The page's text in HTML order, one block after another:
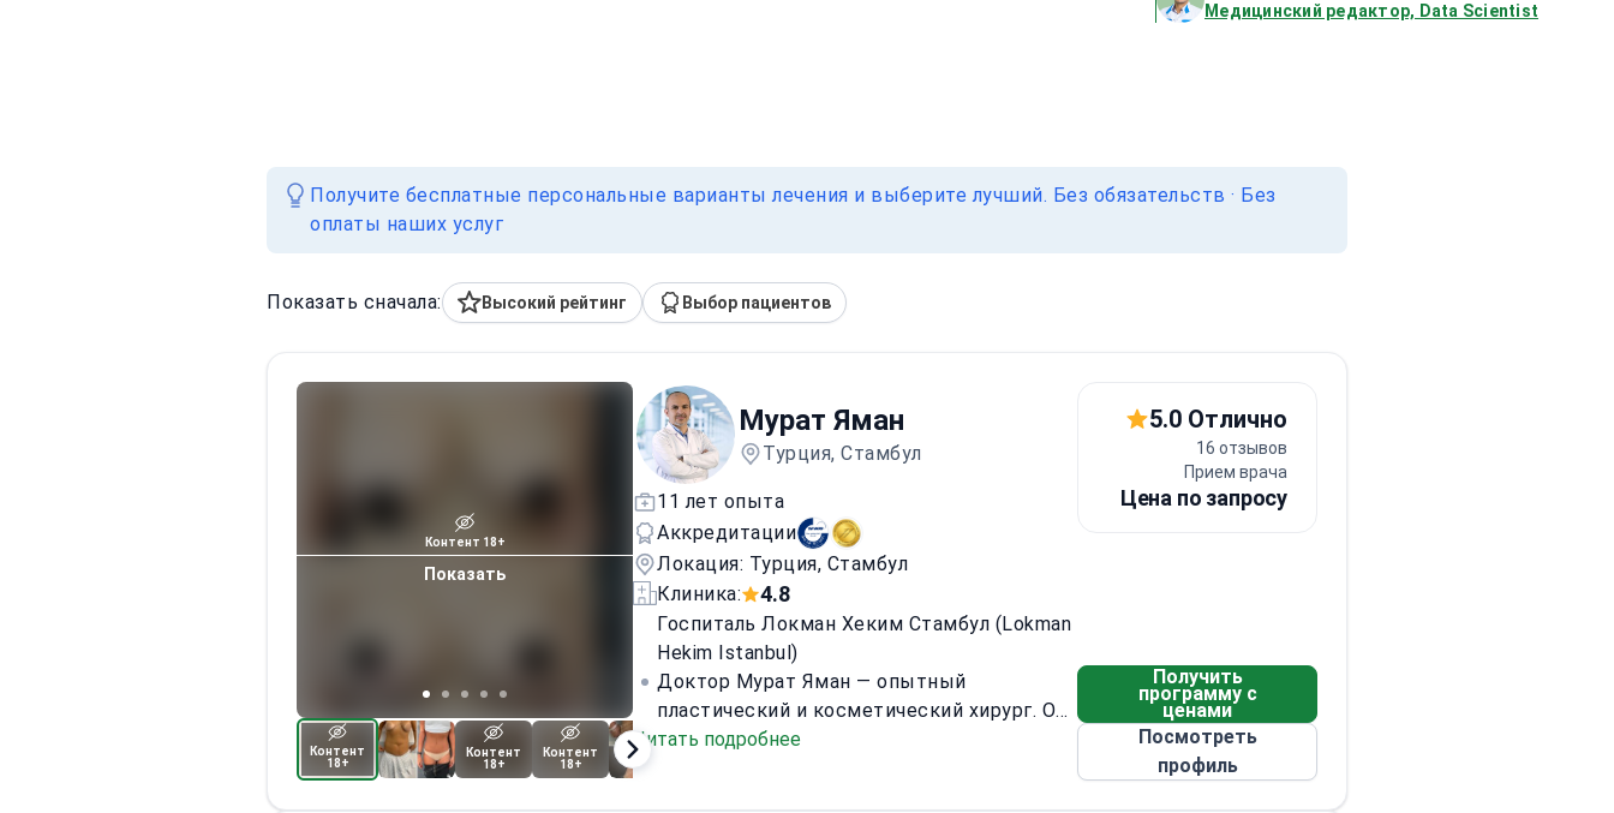
Медицинский редактор, Data Scientist
Получите бесплатные персональные варианты лечения и выберите лучший. Без обязательств · Без
оплаты наших услуг
Показать сначала: Высокий рейтинг Выбор пациентов
Контент 18+
Показать
Контент
18+
Контент
18+
Контент
18+
Контент
Контент
Мурат Яман
Турция, Стамбул
11 лет опыта
Аккредитации
Локация: Турция, Стамбул
Клиника:
4.8
Госпиталь Локман Хеким Стамбул (Lokman
Hekim Istanbul)
Доктор Мурат Яман — опытный
пластический и косметический хирург. Он
специализируется на проведении
Читать подробнее
5.0 Отлично
16 отзывов
Прием врача
Цена по запросу
Получить
программу с
ценами
Посмотреть
профиль